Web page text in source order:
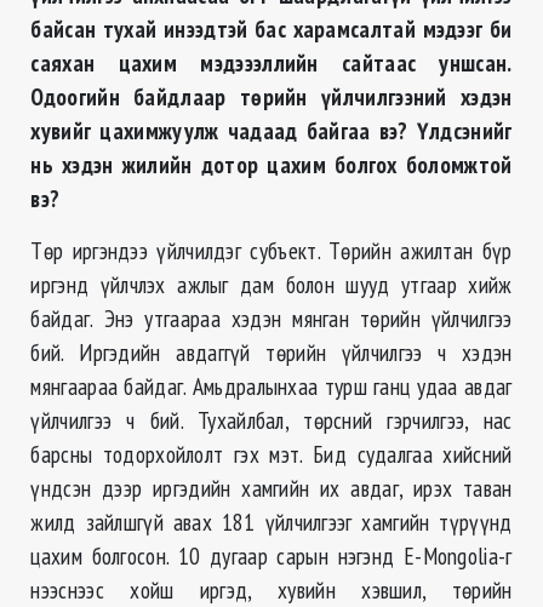
байсан тухай инээдтэй бас харамсалтай мэдээг би
саяхан цахим мэдэээллийн сайтаас уншсан.
Одоогийн байдлаар төрийн үйлчилгээний хэдэн
хувийг цахимжуулж чадаад байгаа вэ? Үлдсэнийг
нь хэдэн жилийн дотор цахим болгох боломжтой
вэ?
Төр иргэндээ үйлчилдэг субъект. Төрийн ажилтан бүр
иргэнд үйлчлэх ажлыг дам болон шууд утгаар хийж
байдаг. Энэ утгаараа хэдэн мянган төрийн үйлчилгээ
бий. Иргэдийн авдаггүй төрийн үйлчилгээ ч хэдэн
мянгаараа байдаг. Амьдралынхаа турш ганц удаа авдаг
үйлчилгээ ч бий. Тухайлбал, төрсний гэрчилгээ, нас
барсны тодорхойлолт гэх мэт. Бид судалгаа хийсний
үндсэн дээр иргэдийн хамгийн их авдаг, ирэх таван
жилд зайлшгүй авах 181 үйлчилгээг хамгийн түрүүнд
цахим болгосон. 10 дугаар сарын нэгэнд E-Mongolia-г
нээснээс хойш иргэд, хувийн хэвшил, төрийн